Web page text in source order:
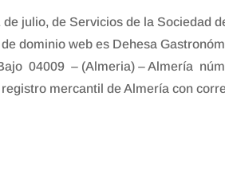
julio, de Servicios de la Sociedad
dominio web es Dehesa
04009 – (Almeria) – Almería
mercantil de Almería con